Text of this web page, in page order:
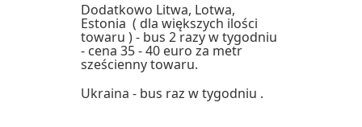
Dodatkowo Litwa, Lotwa,
Estonia ( dla większych ilości
towaru ) - bus 2 razy w tygodniu
- cena 35 - 40 euro za metr
sześcienny towaru.
Ukraina - bus raz w tygodniu .